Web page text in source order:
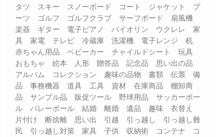
タツ スキー スノーボード コート ジャケット ブ
ーツ ゴルフ ゴルフクラブ サーフボード 扇風機
楽器 ギター 電子ピアノ バイオリン ウクレレ 家
具 家電 テレビ 冷蔵庫 洗濯機 電子レンジ 机
赤ちゃん用品 ベビーカー チャイルドシート 玩具
おもちゃ 絵本 人形 贈答品 記念品 思い出の品
アルバム コレクション 趣味の品物 書類 伝票 備
品 事務機器 道具 工具 資材 在庫商品 棚卸商
品 サンプル品 販促ツール 野球用品 サッカーボー
ル バレーボール 結婚 離婚 遺品 趣味 衣替え
片付け 断捨離 思い出 引越 引っ越し 引っ越し難
民 引っ越し対策 家具 子供 収納術 コンテナ コ